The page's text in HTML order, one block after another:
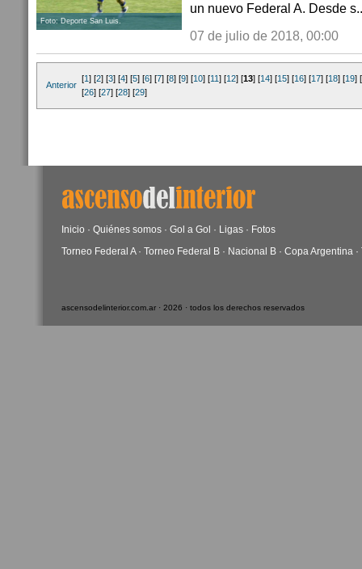
Foto: Deporte San Luis.
un nuevo Federal A. Desde
07 de julio de 2018, 00:00
Anterior
[1] [2] [3] [4] [5] [6] [7] [8] [9] [10] [11] [12] [13] [14] [15] [16] [17] [18] [19] [
[26] [27] [28] [29]
Inicio · Quiénes somos · Gol a Gol · Ligas · Fotos
Torneo Federal A· Torneo Federal B · Nacional B · Copa Argentina ·
ascensodelinterior.com.ar · 2026 · todos los derechos reservados